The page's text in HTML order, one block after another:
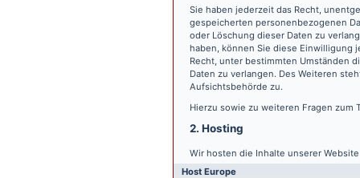
Sie haben jederzeit das Recht,
gespeicherten personenbezogenen
oder Löschung dieser Daten zu
haben, können Sie diese Einwilligung
Recht, unter bestimmten Umständen
Daten zu verlangen. Des Weiteren
Aufsichtsbehörde zu.
Hierzu sowie zu weiteren Fragen zum
2. Hosting
Wir hosten die Inhalte unserer
Host Europe